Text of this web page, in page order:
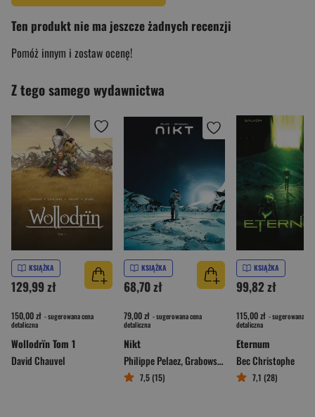
Ten produkt nie ma jeszcze żadnych recenzji
Pomóż innym i zostaw ocenę!
Z tego samego wydawnictwa
KSIĄŻKA
129,99 zł
150,00 zł - sugerowana cena
detaliczna
Wollodrïn Tom 1
David Chauvel
KSIĄŻKA
68,70 zł
79,00 zł - sugerowana cena
detaliczna
Nikt
Philippe Pelaez,Grabowski Guénaël ,Bechu Denis
7,5 (15)
KSIĄŻKA
99,82 zł
115,00 zł - sugerowana
detaliczna
Eternum
Bec Christophe
7,1 (28)